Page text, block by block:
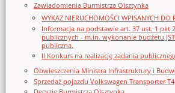
Zawiadomienia Burmistrza Olsztynka
WYKAZ NIERUCHOMOŚCI WPISANYCH DO
Informacja na podstawie art. 37 ust. 1 pkt
publicznych - m.in. wykonanie budżetu
publiczna.
II Konkurs na realizację zadania
Obwieszczenia Ministra Infrastruktury i
Sprzedaż pojazdu Volkswagen Transporter T4